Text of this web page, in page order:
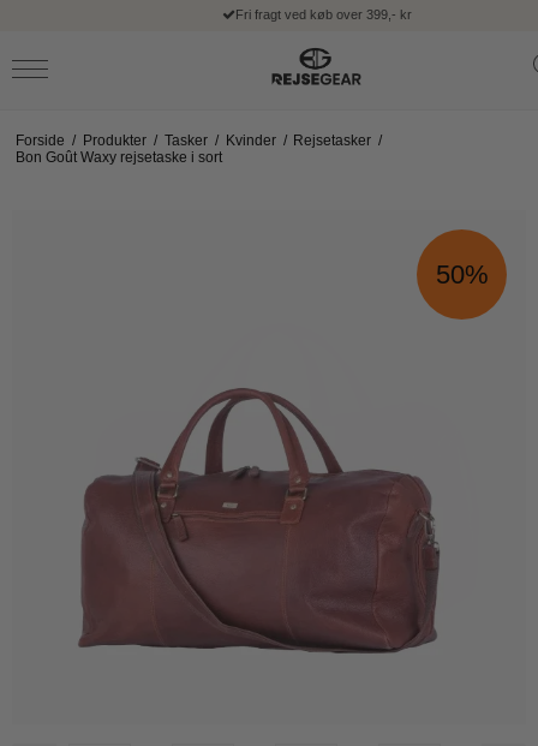
30 dages fri fortrydelsesret
Forside / Produkter / Tasker / Kvinder / Rejsetasker /
Bon Goût Waxy rejsetaske i sort
50%